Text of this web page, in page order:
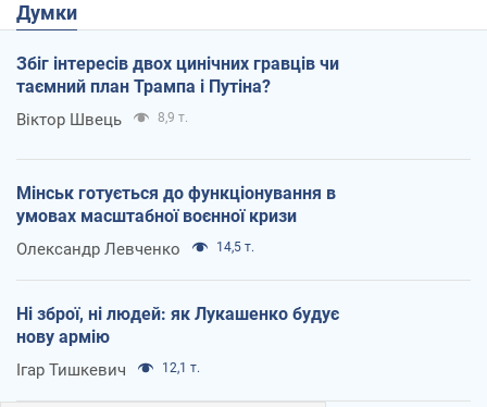
Думки
Збіг інтересів двох цинічних гравців чи
таємний план Трампа і Путіна?
Віктор Швець 8,9 т.
Мінськ готується до функціонування в
умовах масштабної воєнної кризи
Олександр Левченко 14,5 т.
Ні зброї, ні людей: як Лукашенко будує
нову армію
Ігар Тишкевич 12,1 т.